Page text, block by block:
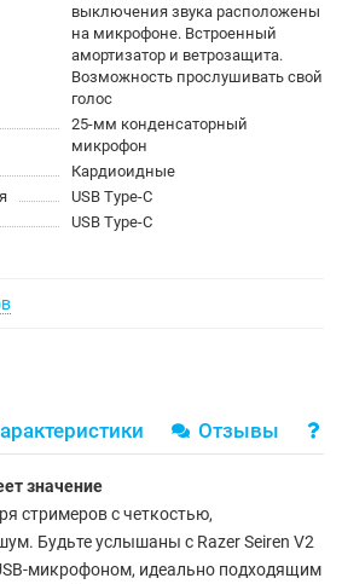
выключения звука расположены
на микрофоне. Встроенный
амортизатор и ветрозащита.
Возможность прослушивать свой
голос
25-мм конденсаторный
микрофон
Кардиоидные
USB Type-C
USB Type-C
Отзывы
значение
стримеров с четкостью,
Будьте услышаны с Razer Seiren V2
микрофоном, идеально подходящим